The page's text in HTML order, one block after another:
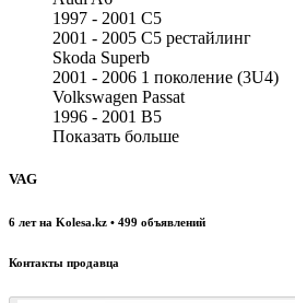
1997 - 2001 C5
2001 - 2005 C5 рестайлинг
Skoda Superb
2001 - 2006 1 поколение (3U4)
Volkswagen Passat
1996 - 2001 B5
Показать больше
VAG
6 лет на Kolesa.kz • 499 объявлений
Контакты продавца